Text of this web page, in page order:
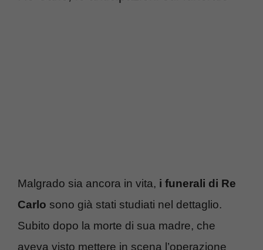
Malgrado sia ancora in vita, i funerali di Re
Carlo sono già stati studiati nel dettaglio.
Subito dopo la morte di sua madre, che
aveva visto mettere in scena l’operazione